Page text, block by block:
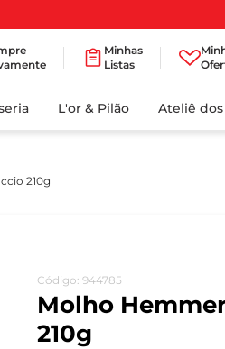
Minhas
Listas
L'or & Pilão Ateliê
210g
Código:944785
Molho
210g